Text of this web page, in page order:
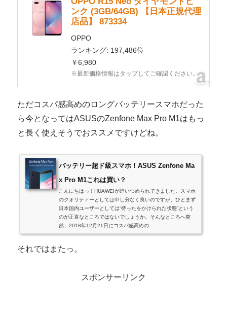
ンク (3GB/64GB) 【日本正規代理
店品】 873334
OPPO
ランキング: 197,486位
￥6,980
※最新価格情報はタップしてご確認ください。
ただコスパ感高めのロングバッテリースマホだった
ら今となってはASUSのZenfone Max Pro M1はもっ
と長く使えそうでおススメですけどね。
バッテリー超ド級スマホ！ASUS Zenfone Ma
x Pro M1これは買い？
こんにちはっ！HUAWEIが追いつめられてきました。スマホ
のクオリティーとしては申し分なく良いのですが、ひとまず
日本国内ユーザーとしては“待ったをかけられた状態”という
のが正直なところではないでしょうか。そんなところへ突
然、2018年12月21日にコスパ感高めの...
それではまたっ。
スポンサーリンク